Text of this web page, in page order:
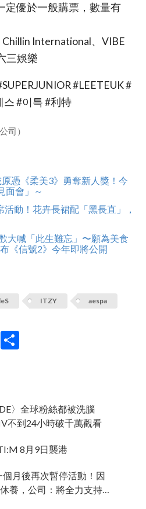
定優於一般購票，數量有
International、VIBE
三娛樂
#LEETEUK #
스 #이특 #利特
司）
憑《柔美3》勇奪新人獎！今
面會」～
活動！花卉長裙配「黑長直」，
大喊「此生難忘」〜願為美食
《信號2》今年即將公開
ITZY aespa
Copy
Link
〉全球粉絲都被洗腦
不到24小時破千萬觀看
8月9日襲港
月後再次暫停活動！因
養，公司：將全力支持